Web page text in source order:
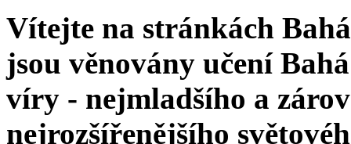
Vítejte na stránkách
jsou věnovány učení
víry - nejmladšího a
nejrozšířenějšího